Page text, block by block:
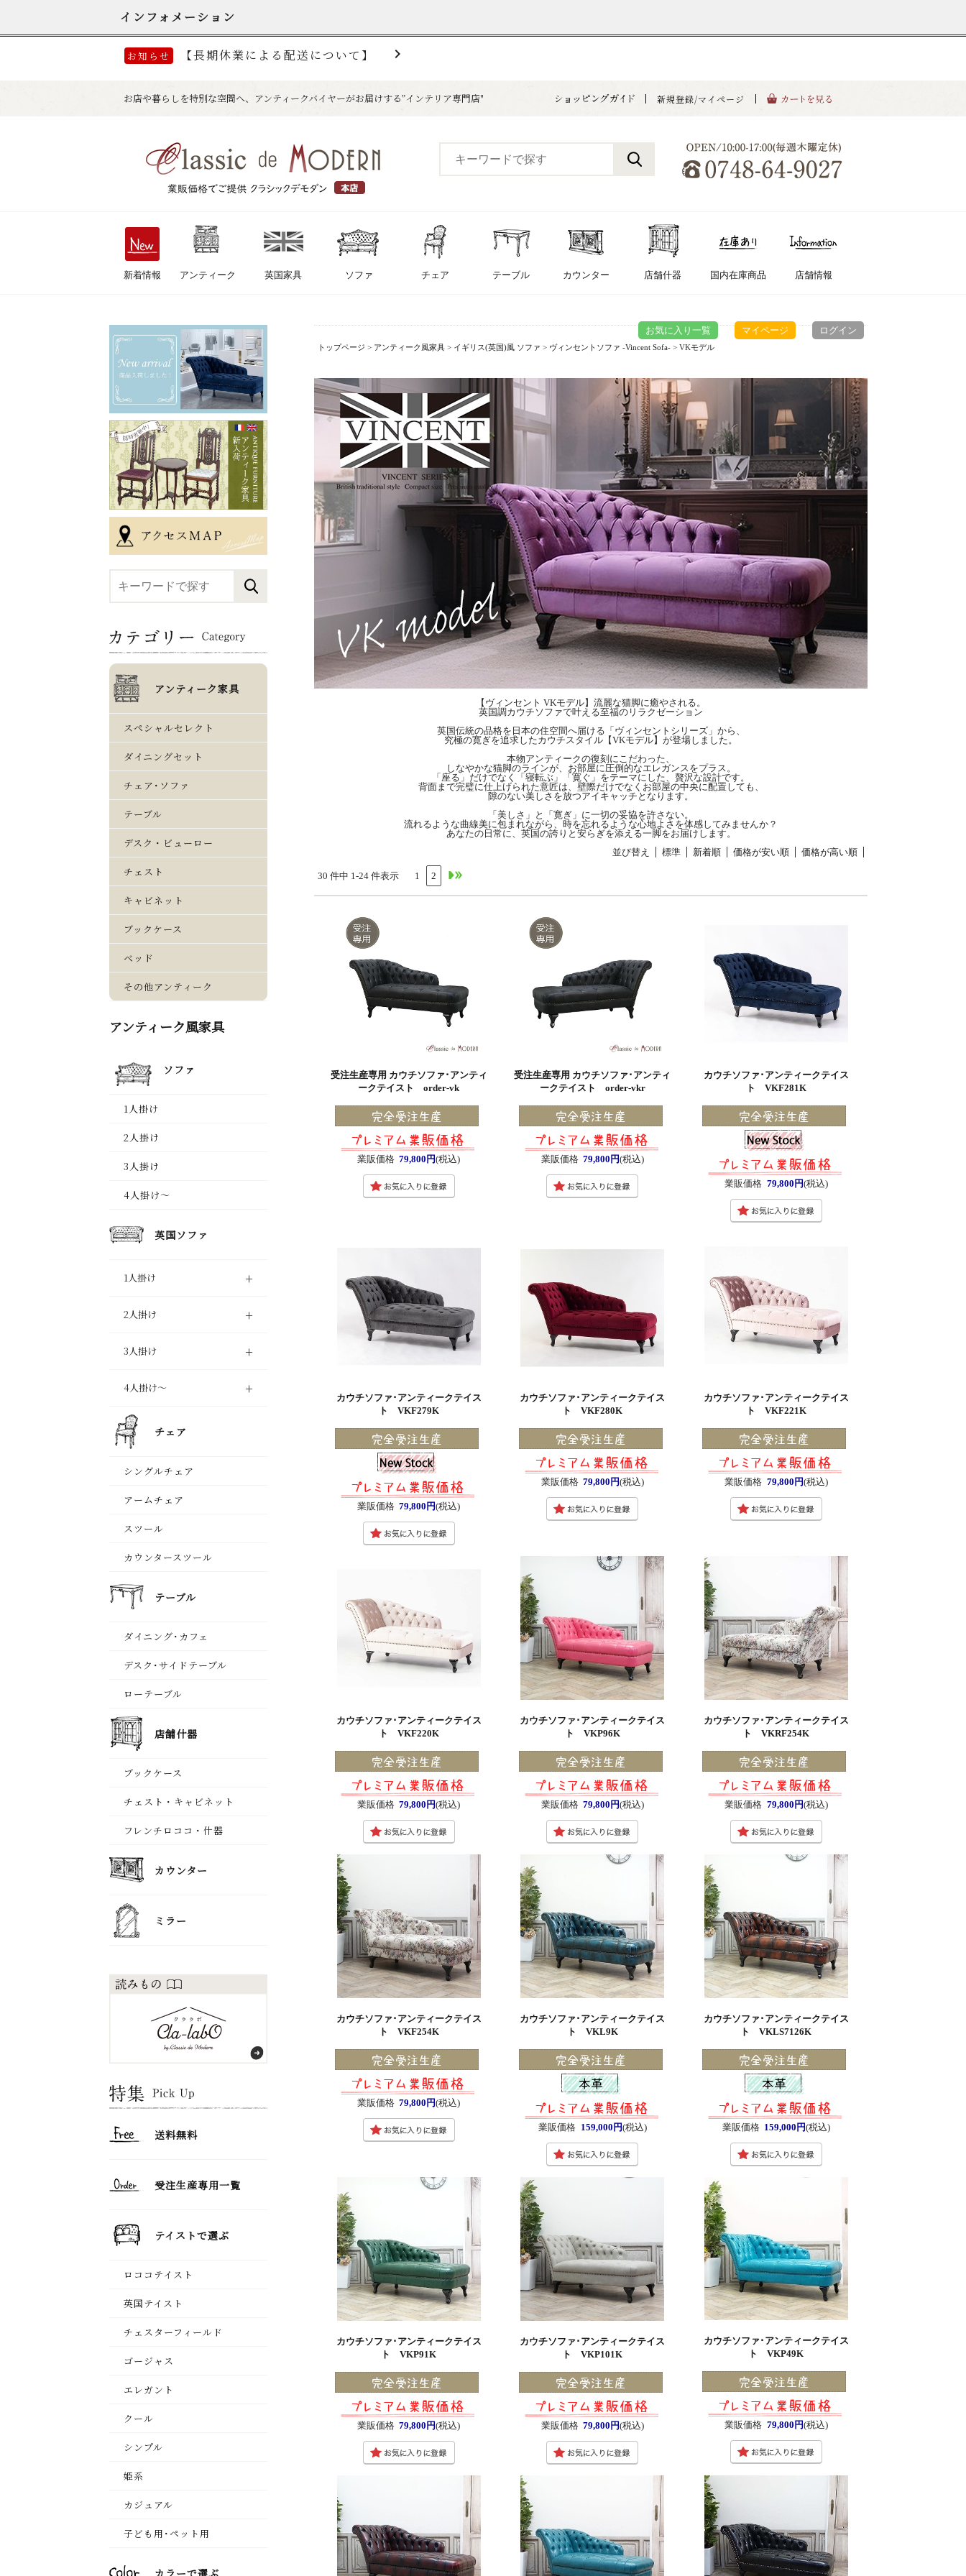
お気に入り一覧 マイページ ログイン
トップページ > アンティーク風家具 > イギリス(英国)風 ソファ > ヴィンセントソファ -Vincent Sofa- > VKモデル
【ヴィンセント VKモデル】流麗な猫脚に癒やされる。
英国調カウチソファで叶える至福のリラクゼーション
英国伝統の品格を日本の住空間へ届ける「ヴィンセントシリーズ」から、
究極の寛ぎを追求したカウチスタイル【VKモデル】が登場しました。
本物アンティークの復刻にこだわった、
しなやかな猫脚のラインが、お部屋に圧倒的なエレガンスをプラス。
「座る」だけでなく「寝転ぶ」「寛ぐ」をテーマにした、贅沢な設計です。
背面まで完璧に仕上げられた意匠は、壁際だけでなくお部屋の中央に配置しても、
隙のない美しさを放つアイキャッチとなります。
「美しさ」と「寛ぎ」に一切の妥協を許さない。
流れるような曲線美に包まれながら、時を忘れるような心地よさを体感してみませんか？
あなたの日常に、英国の誇りと安らぎを添える一脚をお届けします。
並び替え
標準 新着順 価格が安い順 価格が高い順
30 件中 1-24 件表示 1 2
受注生産専用 カウチソファ･アンティ
ークテイスト order-vk
業販価格 79,800円(税込)
受注生産専用 カウチソファ･アンティ
ークテイスト order-vkr
業販価格 79,800円(税込)
カウチソファ･アンティークテイス
ト VKF281K
業販価格 79,800円(税込)
カウチソファ･アンティークテイス
ト VKF279K
業販価格 79,800円(税込)
カウチソファ･アンティークテイス
ト VKF280K
業販価格 79,800円(税込)
カウチソファ･アンティークテイス
ト VKF221K
業販価格 79,800円(税込)
カウチソファ･アンティークテイス
ト VKF220K
業販価格 79,800円(税込)
カウチソファ･アンティークテイス
ト VKP96K
業販価格 79,800円(税込)
カウチソファ･アンティークテイス
ト VKRF254K
業販価格 79,800円(税込)
カウチソファ･アンティークテイス
ト VKF254K
業販価格 79,800円(税込)
カウチソファ･アンティークテイス
ト VKL9K
業販価格 159,000円(税込)
カウチソファ･アンティークテイス
ト VKLS7126K
業販価格 159,000円(税込)
カウチソファ･アンティークテイス
ト VKP91K
業販価格 79,800円(税込)
カウチソファ･アンティークテイス
ト VKP101K
業販価格 79,800円(税込)
カウチソファ･アンティークテイス
ト VKP49K
業販価格 79,800円(税込)